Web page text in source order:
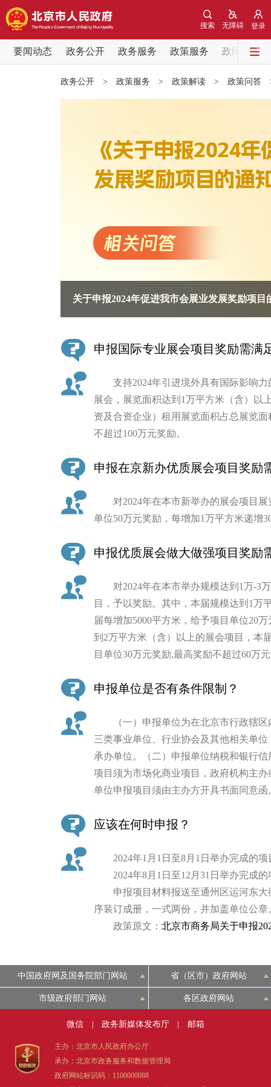
登录
无障碍
搜索
要闻动态 政务公开 政务服务 政策服务
政民互动
党中央精神
各区热点
决策公开
便民服务
中介服务
政民互动
12345网上接诉即办
走进北京
北京概况
绿色北京
ENGLISH
ESPAÑOL
政务公开 > 政策服务 > 政策解读 > 政策问答
关于申报2024年促进我市会展业发展奖励项目
申报国际专业展会项目奖励需满
支持2024年引进境外具有国际影响力
展会，展览面积达到1万平方米（含）以
资及合资企业）租用展览面积占总展览
不超过100万元奖励。
申报在京新办优质展会项目奖励
对2024年在本市新举办的展会项目展
单位50万元奖励，每增加1万平方米递增
申报优质展会做大做强项目奖励
对2024年在本市举办规模达到1万-3万
目，予以奖励。其中，本届规模达到1万
届每增加5000平方米，给予项目单位20
到2万平方米（含）以上的展会项目，本
目单位30万元奖励,最高奖励不超过60万
申报单位是否有条件限制？
（一）申报单位为在北京市行政辖区
三类事业单位、行业协会及其他相关单
承办单位。（二）申报单位纳税和银行
项目须为市场化商业项目，政府机构主
单位申报项目须由主办方开具书面同意函
应该在何时申报？
2024年1月1日至8月1日举办完成的项
2024年8月1日至12月31日举办完成的
申报项目材料报送至通州区运河东大
序装订成册，一式两份，并加盖单位公
政策原文： 北京市商务局关于申报
中国政府网及国务院部门网站 省（区市）政府网站
市级政府部门网站 各区政府网站
微信 政务新媒体发布厅 邮箱
主办：北京市人民政府办公厅
承办：北京市政务服务和数据管理局
政府网站标识码：1100000088